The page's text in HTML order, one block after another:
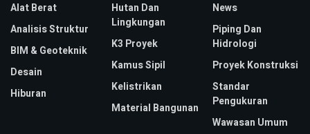
Alat Berat
Analisis Struktur
BIM & Geoteknik
Desain
Hiburan
Hutan Dan
Lingkungan
K3 Proyek
Kamus Sipil
Kelistrikan
Material Bangunan
News
Piping Dan
Hidrologi
Proyek Konstruksi
Standar
Pengukuran
Wawasan Umum